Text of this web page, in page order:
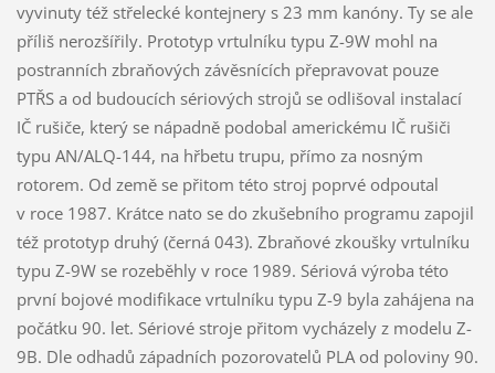
vyvinuty též střelecké kontejnery s 23 mm kanóny. Ty se ale
příliš nerozšířily. Prototyp vrtulníku typu Z-9W mohl na
postranních zbraňových závěsnících přepravovat pouze
PTŘS a od budoucích sériových strojů se odlišoval instalací
IČ rušiče, který se nápadně podobal americkému IČ rušiči
typu AN/ALQ-144, na hřbetu trupu, přímo za nosným
rotorem. Od země se přitom této stroj poprvé odpoutal
v roce 1987. Krátce nato se do zkušebního programu zapojil
též prototyp druhý (černá 043). Zbraňové zkoušky vrtulníku
typu Z-9W se rozeběhly v roce 1989. Sériová výroba této
první bojové modifikace vrtulníku typu Z-9 byla zahájena na
počátku 90. let. Sériové stroje přitom vycházely z modelu Z-
9B. Dle odhadů západních pozorovatelů PLA od poloviny 90.